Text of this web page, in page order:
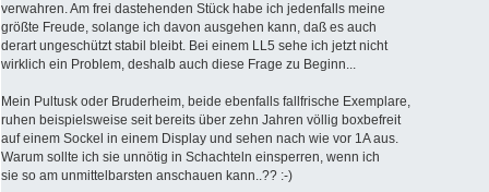
verwahren. Am frei dastehenden Stück habe ich jedenfalls meine
größte Freude, solange ich davon ausgehen kann, daß es auch
derart ungeschützt stabil bleibt. Bei einem LL5 sehe ich jetzt nicht
wirklich ein Problem, deshalb auch diese Frage zu Beginn...
Mein Pultusk oder Bruderheim, beide ebenfalls fallfrische Exemplare,
ruhen beispielsweise seit bereits über zehn Jahren völlig boxbefreit
auf einem Sockel in einem Display und sehen nach wie vor 1A aus.
Warum sollte ich sie unnötig in Schachteln einsperren, wenn ich
sie so am unmittelbarsten anschauen kann..?? :-)